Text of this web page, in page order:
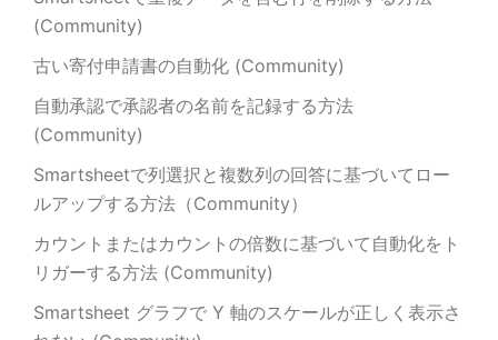
(Community)
古い寄付申請書の自動化 (Community)
自動承認で承認者の名前を記録する方法
(Community)
Smartsheetで列選択と複数列の回答に基づいてロー
ルアップする方法（Community）
カウントまたはカウントの倍数に基づいて自動化をト
リガーする方法 (Community)
Smartsheet グラフで Y 軸のスケールが正しく表示さ